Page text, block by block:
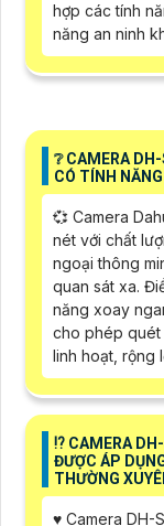
hợp các tính
năng an ninh
❔ CAMERA
CÓ TÍNH
💞 Camera
nét với chất
ngoại thông
quan sát xa.
năng xoay
cho phép quét
linh hoạt, rộng
⁉️ CAMERA
ĐƯỢC ÁP
THƯỜNG
♥️ Camera DH-